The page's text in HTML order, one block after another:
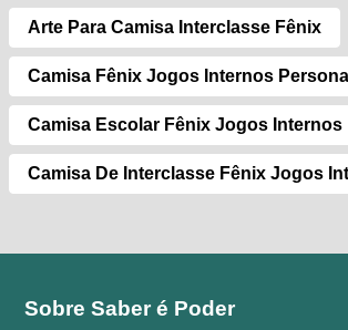
Arte Para Camisa Interclasse Fênix
Camisa Fênix Jogos Internos
Camisa Escolar Fênix Jogos Internos
Camisa De Interclasse Fênix Jogos
Sobre Saber é Poder